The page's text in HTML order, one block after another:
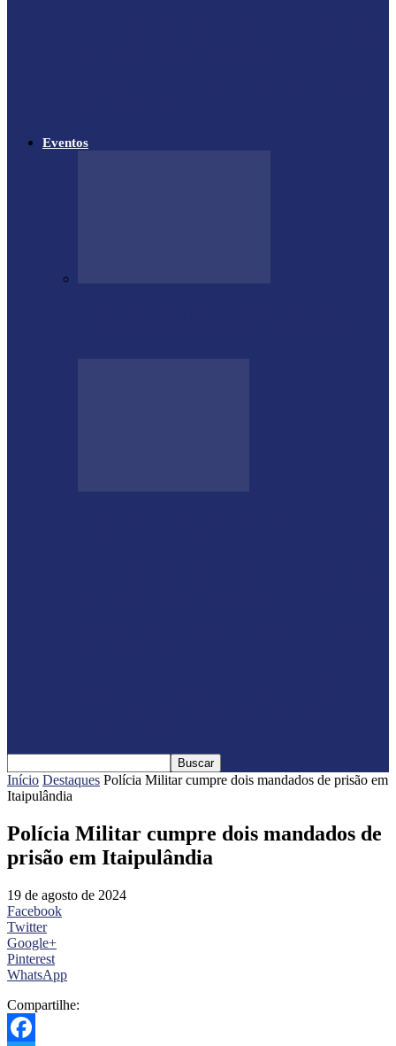
Eventos
Início Destaques Polícia Militar cumpre dois mandados de prisão em
Itaipulândia
Polícia Militar cumpre dois mandados de
prisão em Itaipulândia
19 de agosto de 2024
Facebook
Twitter
Google+
Pinterest
WhatsApp
Compartilhe: